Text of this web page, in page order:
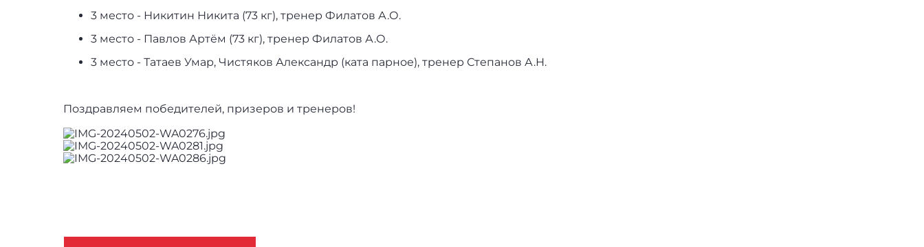
3 место - Никитин Никита (73 кг), тренер Филатов А.О.
3 место - Павлов Артём (73 кг), тренер Филатов А.О.
3 место - Татаев Умар, Чистяков Александр (ката парное), тренер Степанов А.Н.
Поздравляем победителей, призеров и тренеров!